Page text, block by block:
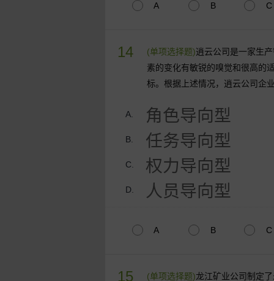
A B C
14 (单项选择题)逍云公司是一家生
素的变化有敏锐的嗅觉和很高的
标。根据上述情况，逍云公司企
A. 角色导向型
B. 任务导向型
C. 权力导向型
D. 人员导向型
A B C
15 (单项选择题)龙江矿业公司制定